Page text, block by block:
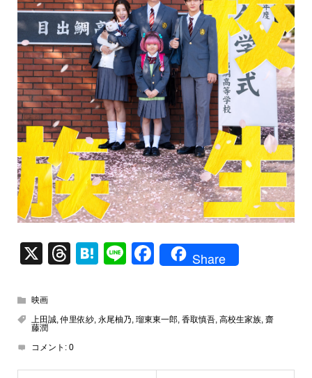
X
T
a
d
s
H
n
Li
F
e
o
Share
映画
上田誠,仲里依紗, 永尾柚乃, 瑠東東一郎, 香取慎吾, 高校生家族, 齋
藤潤
コメント: 0